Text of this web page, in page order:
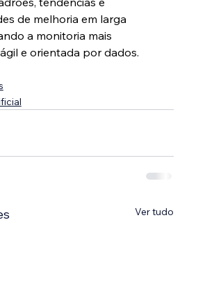
de melhoria em larga
a monitoria mais
e orientada por dados.
Ver tudo